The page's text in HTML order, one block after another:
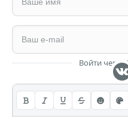
Войти через